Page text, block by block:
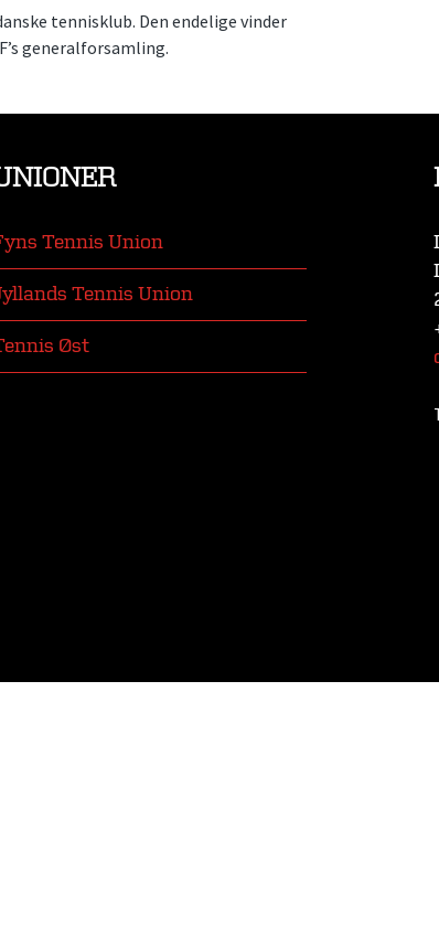
tennisklub. Den endelige vinder
generalforsamling.
Tennis Union
Tennis Union
Øst